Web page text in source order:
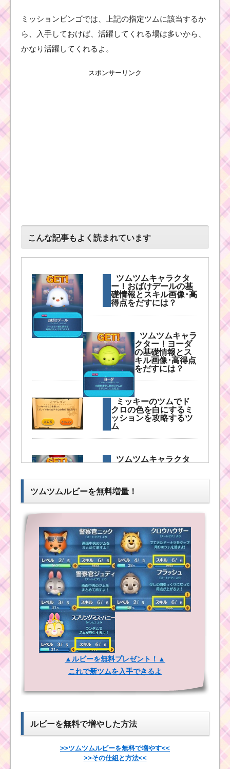
クター！カイロ
レンの基礎情報
とスキル画像･高
得点をだすに
ツ
ー
ル
の
基礎情報！スキル画像･
ツムツムキャラクタ
ー！イーヨーのスキル
画像、高得点･コインの
稼ぎ方と使い方
消去範囲が広い
！
王
子
の
使い方とスキル動画｜
タイムボム＆ロングチ
ェーン狙い
ー！マックィーンの基
礎情報とスキル画像･高
得点をだすには？
ツムツム！クル
ーズラミレスの
も半端ないスキ
ル威力
ミッションビンゴでは、上記の指定ツムに該当するか
ら、入手しておけば、活躍してくれる場は多いから、
かなり活躍してくれるよ。
スポンサーリンク
こんな記事もよく読まれています
ツムツムキャラクタ
ー！おばけデールの基
礎情報とスキル画像･高
得点をだすには？
ツムツムキャラ
クター！ヨーダ
の基礎情報とス
キル画像･高得点
をだすには？
ミッキーのツムでド
クロの色を白にするミ
ッションを攻略するツ
ム
ツムツムキャラクタ
ツムで1プレイに
5回フィーバーす
るミッションを
攻略するツム
ツムツム7月海賊のお
宝探しイベント3枚目の
ミッション内容と攻略
ー！マリーの基礎情報
とスキル画像･高得点を
だすには？
ツムツムキャラ
ル画像･高得点を
だすには？
ツムツム！ブギーの
ツムツムルビーを無料増量！
▲ルビーを無料プレゼント！▲
これで新ツムを入手できるよ
ルビーを無料で増やした方法
>>ツムツムルビーを無料で増やす<<
>>その仕組と方法<<